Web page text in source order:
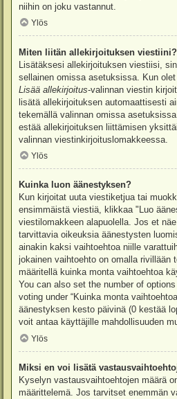
niihin on joku vastannut.
Ylös
Miten liitän allekirjoituksen viestiini?
Lisätäksesi allekirjoituksen viestiisi,
sellainen omissa asetuksissa. Kun
Lisää allekirjoitus-valinnan viestin
lisätä allekirjoituksen automaattisesti
tekemällä valinnan omissa
estää allekirjoituksen liittämisen
valinnan viestinkirjoituslomakkeessa.
Ylös
Kuinka luon äänestyksen?
Kun kirjoitat uuta viestiketjua tai
ensimmäistä viestiä, klikkaa "Luo
viestilomakkeen alapuolella. Jos et
tarvittavia oikeuksia äänestysten
ainakin kaksi vaihtoehtoa niille
jokainen vaihtoehto on omalla rivillään
määritellä kuinka monta vaihtoehtoa
You can also set the number of
voting under “Kuinka monta
äänestyksen kesto päivinä (0 kestää
voit antaa käyttäjille mahdollisuuden
Ylös
Miksi en voi lisätä
Kyselyn vastausvaihtoehtojen määrä
määrittelemä. Jos tarvitset enemmän